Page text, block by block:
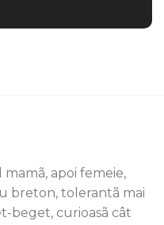
apoi femeie,
breton, tolerantã mai
beget, curioasã cât